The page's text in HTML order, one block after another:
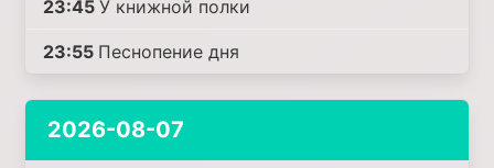
23:45 У книжной полки
23:55 Песнопение дня
2026-08-07